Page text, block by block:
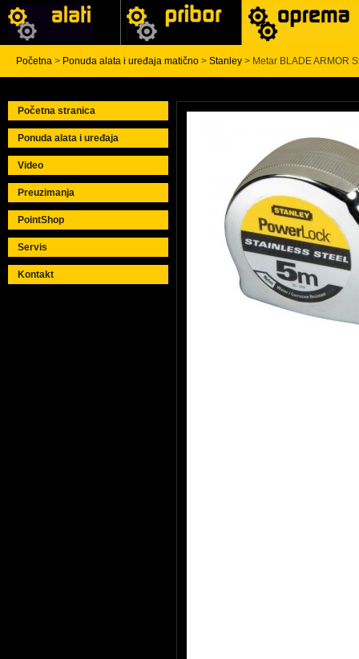
Početna > Ponuda alata i uređaja matično > Stanley > Metar BLADE ARMOR
Početna stranica
Ponuda alata i uređaja
Video
Preuzimanja
PointShop
Servis
Kontakt